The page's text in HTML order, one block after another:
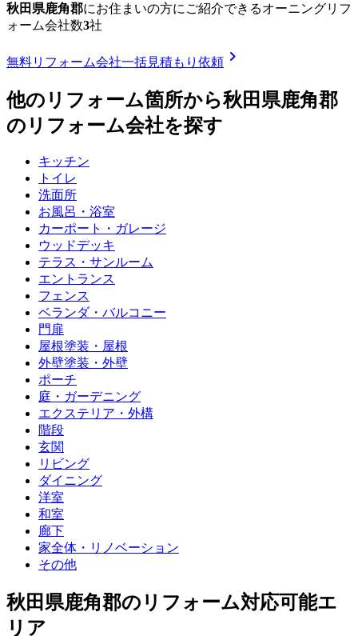
秋田県鹿角郡にお住まいの方にご紹介できるオーニングリフ
ォーム会社数3社
無料リフォーム会社一括見積もり依頼 chevron_right
他のリフォーム箇所から秋田県鹿角郡
のリフォーム会社を探す
キッチン
トイレ
洗面所
お風呂・浴室
カーポート・ガレージ
ウッドデッキ
テラス・サンルーム
エントランス
フェンス
ベランダ・バルコニー
門扉
屋根塗装・屋根
外壁塗装・外壁
ポーチ
庭・ガーデニング
エクステリア・外構
階段
玄関
リビング
ダイニング
洋室
和室
廊下
家全体・リノベーション
その他
秋田県鹿角郡のリフォーム対応可能エ
リア